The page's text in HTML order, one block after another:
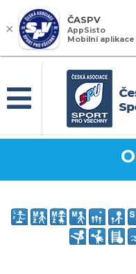
×
ČASPV
AppSisto
Mobilní aplikace